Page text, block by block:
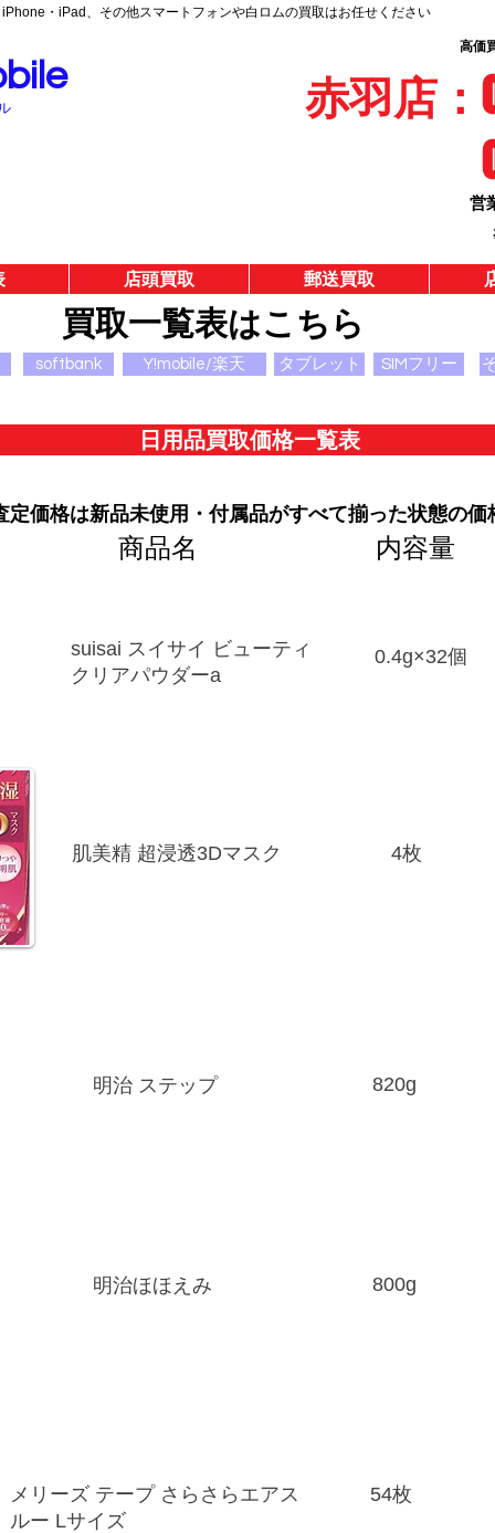
・iPad、その他スマートフォンや白ロムの買取はお任せください
高価
赤羽店：
営
店頭買取 郵送買取
買取一覧表はこちら
softbank Y!mobile/楽天 タブレット SIMフリー
日用品買取価格一覧表
価格は新品未使用・付属品がすべて揃った状態の価
商品名 内容量
肌美精 超浸透3Dマスク 4枚
明治 ステップ 820g
suisai スイサイ ビューティ
クリアパウダーa
0.4g×32個
明治ほほえみ 800g
メリーズ テープ さらさらエアス
ルー Lサイズ
54枚